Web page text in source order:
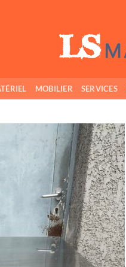
MOBILIER SERVICES
Ajouter
à ma
wishlist